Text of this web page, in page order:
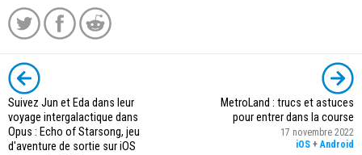
Suivez Jun et Eda dans leur
voyage intergalactique dans
Opus : Echo of Starsong, jeu
d'aventure de sortie sur iOS
MetroLand : trucs et astuces
pour entrer dans la course
17 novembre 2022
iOS +Android